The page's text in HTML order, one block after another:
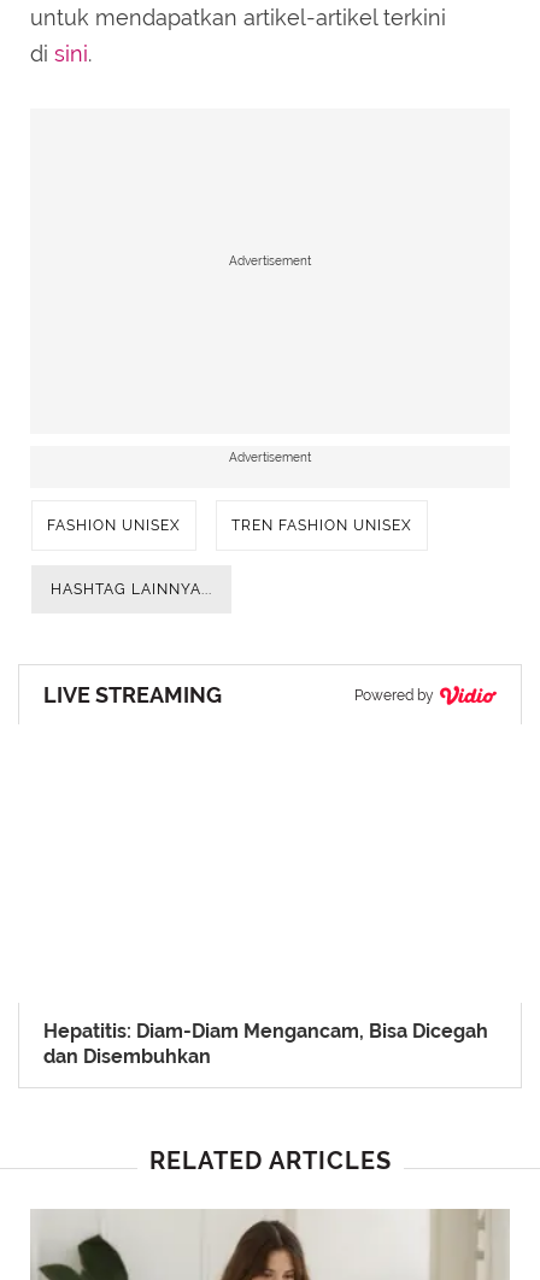
untuk mendapatkan artikel-artikel terkini
di sini.
Advertisement
Advertisement
FASHION UNISEX TREN FASHION UNISEX
HASHTAG LAINNYA...
LIVE STREAMING Powered by
Hepatitis: Diam-Diam Mengancam, Bisa Dicegah
dan Disembuhkan
RELATED ARTICLES